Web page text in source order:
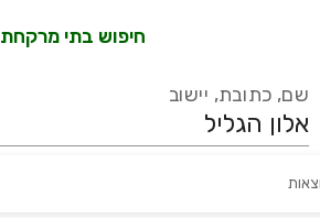
חיפוש בתי מרקחת
שם, כתובת, יישוב